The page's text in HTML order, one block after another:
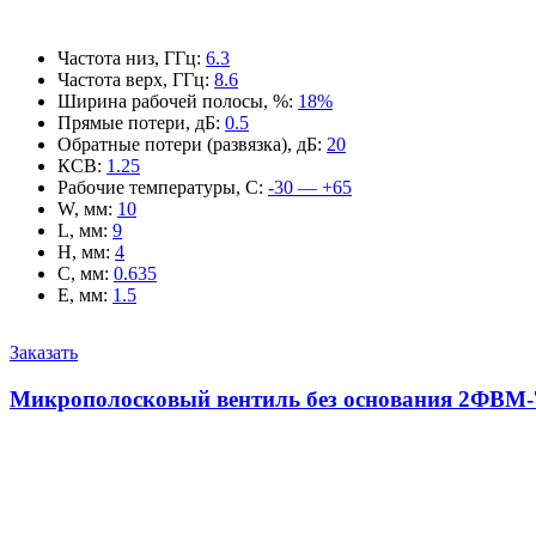
Частота низ, ГГц: 6.3
Частота верх, ГГц: 8.6
Ширина рабочей полосы, %: 18%
Прямые потери, дБ: 0.5
Обратные потери (развязка), дБ: 20
КСВ: 1.25
Рабочие температуры, С: -30 — +65
W, мм: 10
L, мм: 9
H, мм: 4
C, мм: 0.635
E, мм: 1.5
Заказать
Микрополосковый вентиль без основания 2ФВМ-